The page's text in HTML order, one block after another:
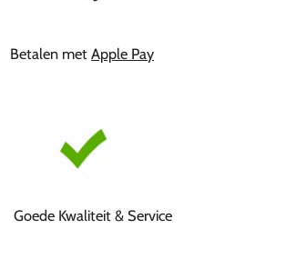
Betalen met Apple Pay
Goede Kwaliteit & Service